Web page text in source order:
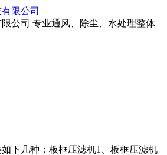
公司 专业通风、除尘、水处理整体
下几种：板框压滤机1、板框压滤机